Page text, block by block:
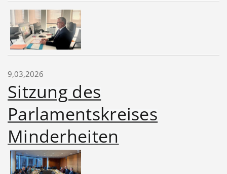
9,03,2026
Sitzung des
Parlamentskreises
Minderheiten